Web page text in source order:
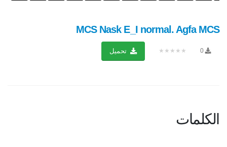
MCS Nask E_I normal. Agfa MCS
0
★★★★★ تحميل
الكلمات